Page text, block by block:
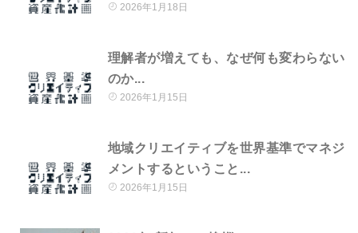
2026年1月18日
理解者が増えても、なぜ何も変わらない
のか...
2026年1月15日
地域クリエイティブを世界基準でマネジ
メントするということ...
2026年1月15日